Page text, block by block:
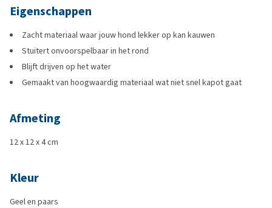
Eigenschappen
Zacht materiaal waar jouw hond lekker op kan kauwen
Stuitert onvoorspelbaar in het rond
Blijft drijven op het water
Gemaakt van hoogwaardig materiaal wat niet snel kapot gaat
Afmeting
12 x 12 x 4 cm
Kleur
Geel en paars